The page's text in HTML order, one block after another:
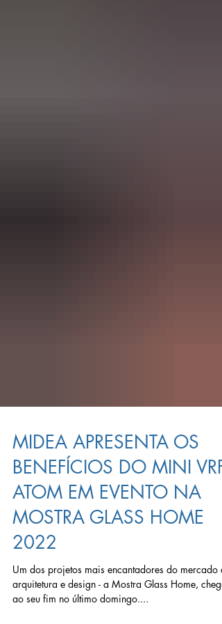
MIDEA APRESENTA OS
BENEFÍCIOS DO MINI VRF
ATOM EM EVENTO NA
MOSTRA GLASS HOME
2022